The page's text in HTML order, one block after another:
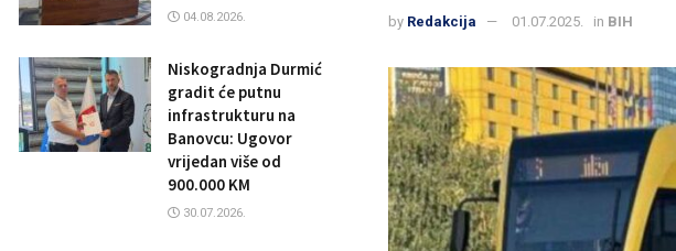
by Redakcija 01.07.2025. in BIH
04.08.2026.
Niskogradnja Durmić
gradit će putnu
infrastrukturu na
Banovcu: Ugovor
vrijedan više od
900.000 KM
30.07.2026.